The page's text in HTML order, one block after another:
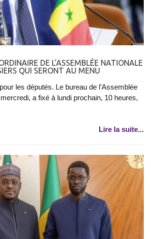
DE L'ASSEMBLÉE NATIONALE
QUI SERONT AU MENU
les députés. Le bureau de l’Assemblée
a fixé à lundi prochain, 10 heures,
Lire la suite...